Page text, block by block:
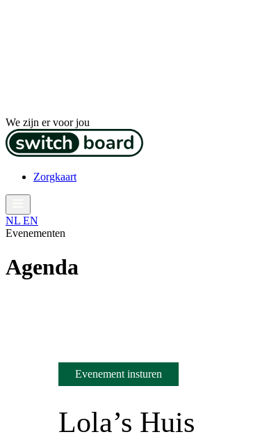
We zijn er voor jou
Zorgkaart
NL EN
Evenementen
Agenda
Evenement insturen
Lola’s Huis